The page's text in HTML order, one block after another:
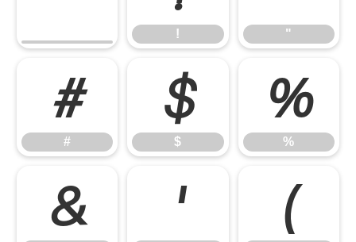
! "
#
#
$
$
%
%
& ' (